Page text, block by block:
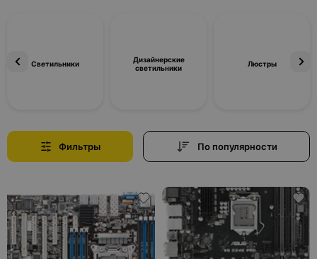
Светильники
Дизайнерские
светильники
Люстры
Фильтры По популярности